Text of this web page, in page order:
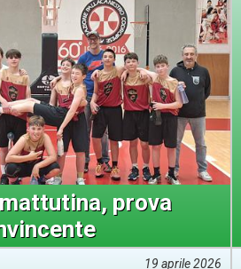
prova
19 aprile 2026